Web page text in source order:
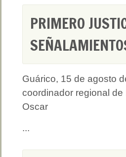
PRIMERO
Guárico, 15 de agosto
coordinador regional
Oscar
...